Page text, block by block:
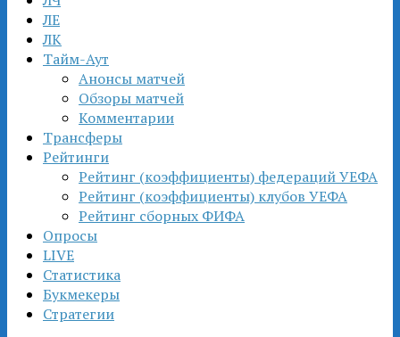
ЛЕ
ЛК
Тайм-Аут
Анонсы матчей
Обзоры матчей
Комментарии
Трансферы
Рейтинги
Рейтинг (коэффициенты) федераций УЕФА
Рейтинг (коэффициенты) клубов УЕФА
Рейтинг сборных ФИФА
Опросы
LIVE
Статистика
Букмекеры
Стратегии